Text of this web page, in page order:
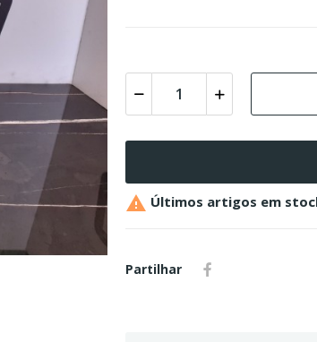
 Últimos artigos em
Partilhar